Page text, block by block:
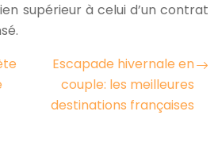
supérieur à celui d’un contrat
Escapade hivernale en
couple: les meilleures
destinations françaises